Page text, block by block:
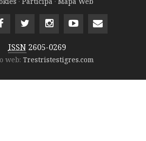
ISSN 2605-0269
web: Trestristestigres.com